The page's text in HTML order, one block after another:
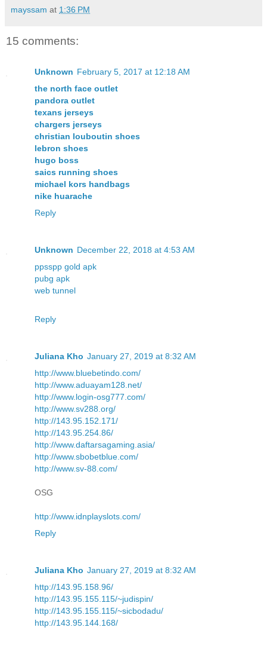
mayssam at 1:36 PM
15 comments:
Unknown February 5, 2017 at 12:18 AM
the north face outlet
pandora outlet
texans jerseys
chargers jerseys
christian louboutin shoes
lebron shoes
hugo boss
saics running shoes
michael kors handbags
nike huarache
Reply
Unknown December 22, 2018 at 4:53 AM
ppsspp gold apk
pubg apk
web tunnel
Reply
Juliana Kho January 27, 2019 at 8:32 AM
http://www.bluebetindo.com/
http://www.aduayam128.net/
http://www.login-osg777.com/
http://www.sv288.org/
http://143.95.152.171/
http://143.95.254.86/
http://www.daftarsagaming.asia/
http://www.sbobetblue.com/
http://www.sv-88.com/
OSG
http://www.idnplayslots.com/
Reply
Juliana Kho January 27, 2019 at 8:32 AM
http://143.95.158.96/
http://143.95.155.115/~judispin/
http://143.95.155.115/~sicbodadu/
http://143.95.144.168/